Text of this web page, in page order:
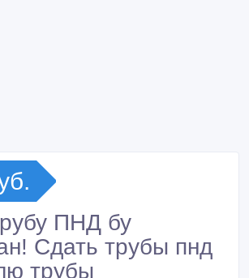
ПНД бу
Сдать трубы пнд
трубы